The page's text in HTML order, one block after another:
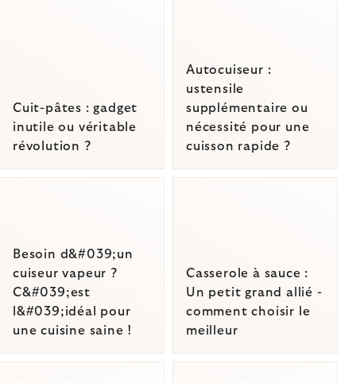
Cuit-pâtes : gadget
inutile ou véritable
révolution ?
Autocuiseur :
ustensile
supplémentaire ou
nécessité pour une
cuisson rapide ?
Besoin d&#039;un
cuiseur vapeur ?
C&#039;est
l&#039;idéal pour
une cuisine saine !
Casserole à sauce :
Un petit grand allié -
comment choisir le
meilleur